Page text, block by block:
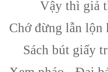
Vậy thì giả
Chớ đừng lẫn lộn
Sách bút giấy